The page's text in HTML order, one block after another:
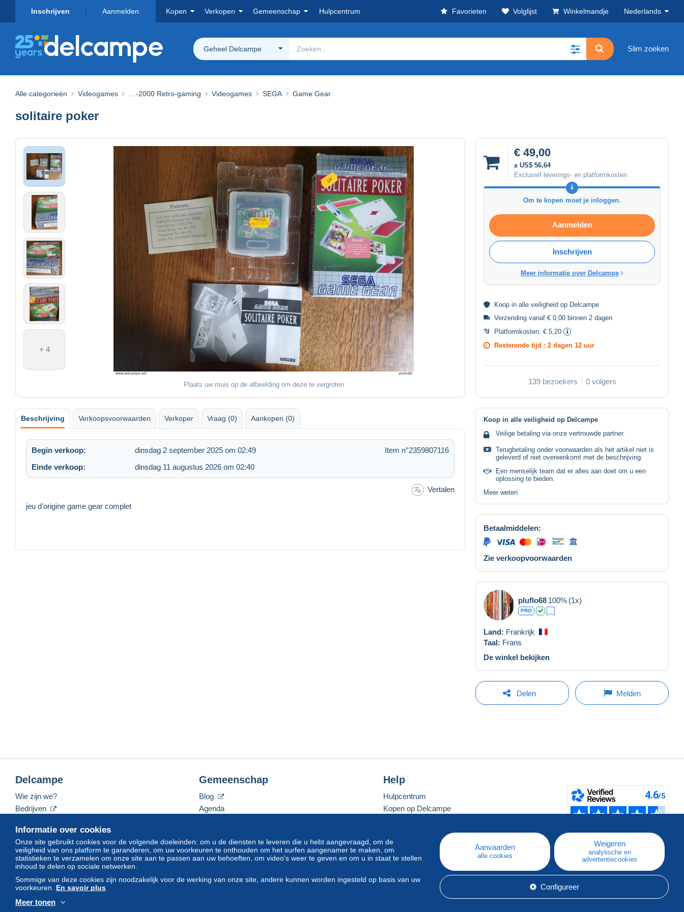
Inschrijven Aanmelden Kopen Verkopen Gemeenschap Hulpcentrum Favorieten Volglijst Winkelmandje Nederlands
Geheel Delcampe Slim zoeken
Alle categorieën Videogames …-2000 Retro-gaming Videogames SEGA Game Gear
solitaire poker
+ 4
Plaats uw muis op de afbeelding om deze te vergroten
€ 49,00
± US$ 56,64
Exclusief leverings- en platformkosten
Om te kopen moet je inloggen.
Aanmelden
Inschrijven
Meer informatie over Delcampe
Koop in alle veiligheid op Delcampe
Verzending vanaf € 0,00 binnen 2 dagen
Platformkosten: € 5,20
Resterende tijd : 2 dagen 12 uur
139 bezoekers 0 volgers
Beschrijving Verkoopsvoorwaarden Verkoper Vraag (0) Aankopen (0)
Begin verkoop: dinsdag 2 september 2025 om 02:49
Item n°2359807116
Einde verkoop:
dinsdag 11 augustus 2026 om 02:40
Vertalen
jeu d'origine game gear complet
Koop in alle veiligheid op Delcampe
Veilige betaling via onze vertrouwde partner.
Terugbetaling onder voorwaarden als het artikel niet is
geleverd of niet overeenkomt met de beschrijving.
Een menselijk team dat er alles aan doet om u een
oplossing te bieden.
Meer weten
Betaalmiddelen:
Zie verkoopvoorwaarden
pluflo68 100% (1x)
PRO
Land: Frankrijk
Taal: Frans
De winkel bekijken
Delen Melden
Informatie over cookies
Onze site gebruikt cookies voor de volgende doeleinden: om u de diensten te leveren die u hebt aangevraagd, om de
veiligheid van ons platform te garanderen, om uw voorkeuren te onthouden om het surfen aangenamer te maken, om
statistieken te verzamelen om onze site aan te passen aan uw behoeften, om video's weer te geven en om u in staat te stellen
inhoud te delen op sociale netwerken.
Sommige van deze cookies zijn noodzakelijk voor de werking van onze site, andere kunnen worden ingesteld op basis van uw
voorkeuren. En savoir plus
Meer tonen
Aanvaarden
alle cookies
Weigeren
analytische en
advertentiecookies
Configureer
Delcampe
Wie zijn we?
Bedrijven
Neem contact met ons op
Gemeenschap
Blog
Agenda
Help
Hulpcentrum
Kopen op Delcampe
Een beveiligde website
© Delcampe International srl. Alle rechten voorbehouden.